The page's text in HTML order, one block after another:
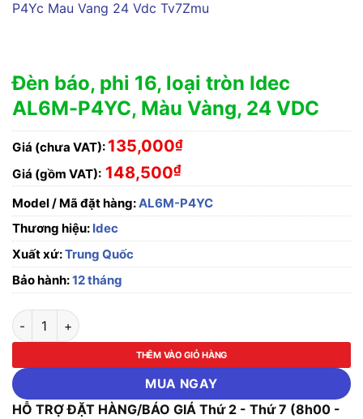
Đèn báo, phi 16, loại tròn Idec
AL6M-P4YC, Màu Vàng, 24 VDC
Giá (chưa VAT): 135,000₫
Giá (gồm VAT): 148,500₫
Model / Mã đặt hàng:AL6M-P4YC
Thương hiệu: Idec
Xuất xứ:Trung Quốc
Bảo hành:12 tháng
Đèn báo, phi 16, loại tròn Idec AL6M-P4YC, Màu Vàng, 24
THÊM VÀO GIỎ HÀNG
MUA NGAY
HỖ TRỢ ĐẶT HÀNG/BÁO GIÁ Thứ 2 - Thứ 7 (8h00 -